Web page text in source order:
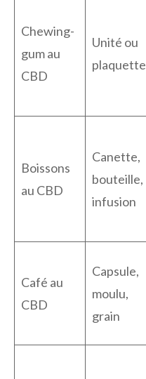
Chewing-
gum au
CBD
Unité ou
plaquette
Boissons
au CBD
Canette,
bouteille,
infusion
Café au
CBD
Capsule,
moulu,
grain